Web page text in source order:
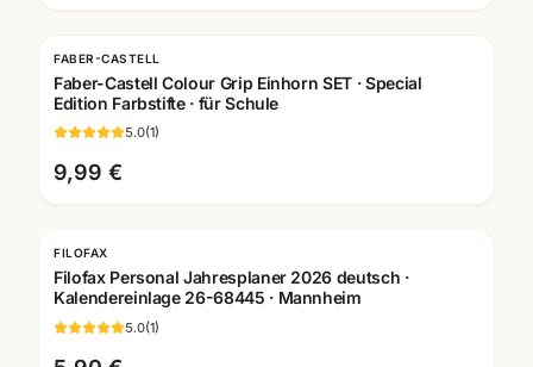
FABER-CASTELL
Faber-Castell Colour Grip Einhorn SET · Special
Edition Farbstifte · für Schule
5.0(1)
9,99 €
FILOFAX
Filofax Personal Jahresplaner 2026 deutsch ·
Kalendereinlage 26-68445 · Mannheim
5.0(1)